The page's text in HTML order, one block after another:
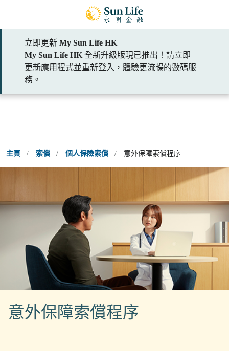
立即更新 My Sun Life HK
My Sun Life HK 全新升級版現已推出！請立即
更新應用程式並重新登入，體驗更流暢的數碼服
務。
主頁 / 索償 / 個人保險索償 / 意外保障索償程序
意外保障索償程序
索償步驟